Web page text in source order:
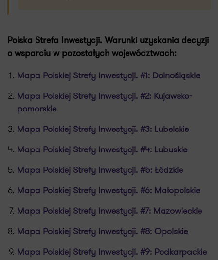
Polska Strefa Inwestycji. Warunki uzyskania decyzji
o wsparciu w pozostałych województwach:
Mapa Polskiej Strefy Inwestycji. #1: Dolnośląskie
Mapa Polskiej Strefy Inwestycji. #2: Kujawsko-
pomorskie
Mapa Polskiej Strefy Inwestycji. #3: Lubelskie
Mapa Polskiej Strefy Inwestycji. #4: Lubuskie
Mapa Polskiej Strefy Inwestycji. #5: Łódzkie
Mapa Polskiej Strefy Inwestycji. #6: Małopolskie
Mapa Polskiej Strefy Inwestycji. #7: Mazowieckie
Mapa Polskiej Strefy Inwestycji. #8: Opolskie
Mapa Polskiej Strefy Inwestycji. #9: Podkarpackie